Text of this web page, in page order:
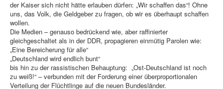
der Kaiser sich nicht hätte erlauben dürfen: „Wir schaffen das“! Ohne
uns, das Volk, die Geldgeber zu fragen, ob wir es überhaupt schaffen
wollen.
Die Medien – genauso bedrückend wie, aber raffinierter
gleichgeschaltet als in der DDR, propagieren einmütig Parolen wie:
„Eine Bereicherung für alle“
„Deutschland wird endlich bunt“
bis hin zu der rassistischen Behauptung: „Ost-Deutschland ist noch
zu weiß!“ – verbunden mit der Forderung einer überproportionalen
Verteilung der Flüchtlinge auf die neuen Bundesländer.